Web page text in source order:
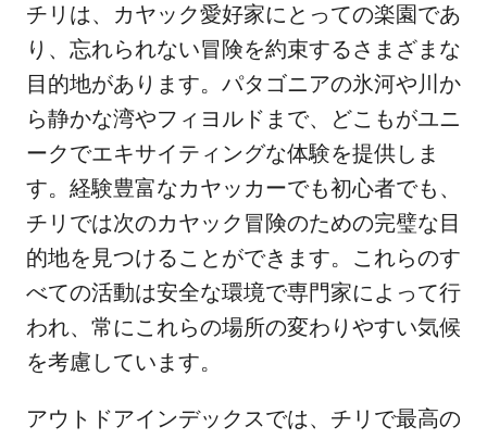
チリは、カヤック愛好家にとっての楽園であ
り、忘れられない冒険を約束するさまざまな
目的地があります。パタゴニアの氷河や川か
ら静かな湾やフィヨルドまで、どこもがユニ
ークでエキサイティングな体験を提供しま
す。経験豊富なカヤッカーでも初心者でも、
チリでは次のカヤック冒険のための完璧な目
的地を見つけることができます。これらのす
べての活動は安全な環境で専門家によって行
われ、常にこれらの場所の変わりやすい気候
を考慮しています。
アウトドアインデックスでは、チリで最高の